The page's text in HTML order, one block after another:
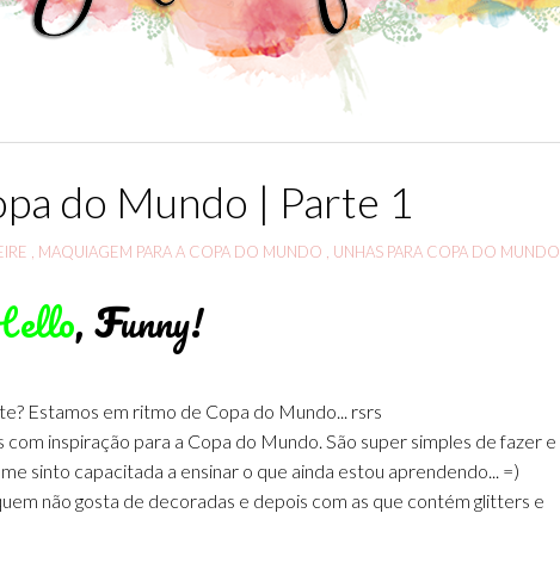
do Mundo | Parte 1
MAQUIAGEM PARA A COPA DO MUNDO UNHAS PARA COPA DO MUNDO
,Funny!
Estamos em ritmo de Copa do Mundo... rsrs
com inspiração para a Copa do Mundo. São super simples de fazer e
sinto capacitada a ensinar o que ainda estou aprendendo... =)
não gosta de decoradas e depois com as que contém glitters e